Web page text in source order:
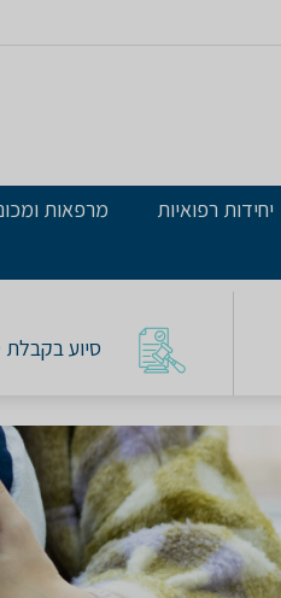
יחידות רפואיות
מרפאות
סיוע בקבלת